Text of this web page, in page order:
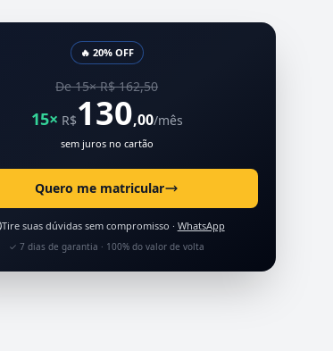
🔥 20% OFF
De 15× R$ 162,50
15× R$130,00/mês
sem juros no cartão
Quero me matricular
Tire suas dúvidas sem compromisso · WhatsApp
✓ 7 dias de garantia · 100% do valor de volta